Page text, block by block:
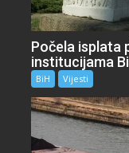
Počela isplata
institucijama
BiH Vijesti